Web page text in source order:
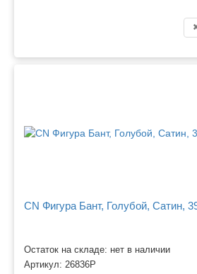
CN Фигура Бант, Голубой, Сатин,
Остаток на складе: нет в наличии
Артикул: 26836P